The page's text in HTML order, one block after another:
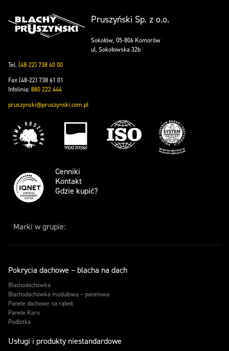
Pruszyński Sp. z o.o.
Sokołów, 05-806 Komorów
ul. Sokołowska 32b
Tel.(48-22) 738 60 00
Fax (48-22) 738 61 01
Infolinia: 880 222 444
pruszynski@pruszynski.com.pl
Cenniki
Kontakt
Gdzie kupić?
Marki w grupie:
Pokrycia dachowe – blacha na dach
Blachodachówka
Blachodachówka modułowa – panelowa
Panele dachowe na rąbek
Panele Karo
Podbitka
Usługi i produkty niestandardowe